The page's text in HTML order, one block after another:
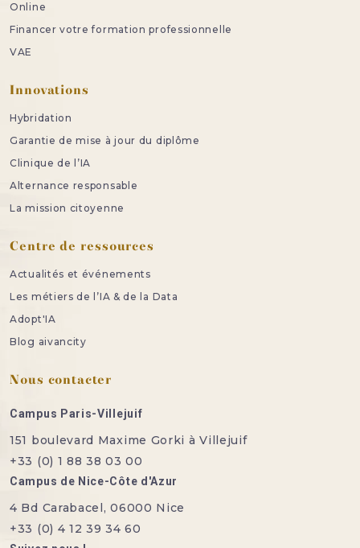
Online
Financer votre formation professionnelle
VAE
Innovations
Hybridation
Garantie de mise à jour du diplôme
Clinique de l’IA
Alternance responsable
La mission citoyenne
Centre de ressources
Actualités et événements
Les métiers de l’IA & de la Data
Adopt'IA
Blog aivancity
Nous contacter
Campus Paris-Villejuif
151 boulevard Maxime Gorki à Villejuif
+33 (0) 1 88 38 03 00
Campus de Nice-Côte d'Azur
4 Bd Carabacel, 06000 Nice
+33 (0) 4 12 39 34 60